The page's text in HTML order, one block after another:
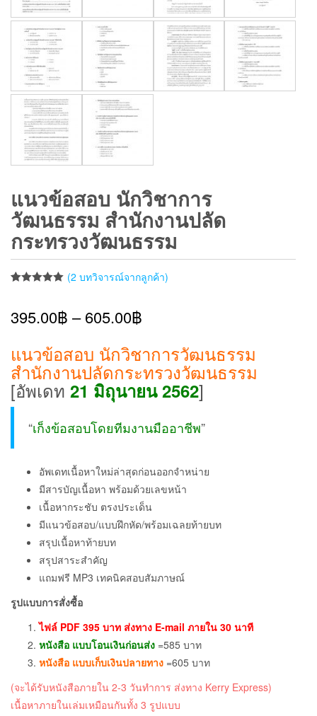
แนวข้อสอบ นักวิชาการ
วัฒนธรรม สำนักงานปลัด
กระทรวงวัฒนธรรม
คะแนนเต็ม
บนการให้
(2 บทวิจารณ์จากลูกค้า)
395.00฿ –605.00฿
แนวข้อสอบ นักวิชาการวัฒนธรรม
สำนักงานปลัดกระทรวงวัฒนธรรม
[อัพเดท 21 มิถุนายน 2562]
“เก็งข้อสอบโดยทีมงานมืออาชีพ”
อัพเดทเนื้อหาใหม่ล่าสุดก่อนออกจำหน่าย
มีสารบัญเนื้อหา พร้อมด้วยเลขหน้า
เนื้อหากระชับ ตรงประเด็น
มีแนวข้อสอบ/แบบฝึกหัด/พร้อมเฉลยท้ายบท
สรุปเนื้อหาท้ายบท
สรุปสาระสำคัญ
แถมฟรี MP3 เทคนิคสอบสัมภาษณ์
รูปแบบการสั่งซื้อ
ไฟล์ PDF 395 บาท ส่งทาง E-mail ภายใน 30 นาที
หนังสือ แบบโอนเงินก่อนส่ง =585 บาท
หนังสือ แบบเก็บเงินปลายทาง =605 บาท
(จะได้รับหนังสือภายใน 2-3 วันทำการ ส่งทาง Kerry Express)
เนื้อหาภายในเล่มเหมือนกันทั้ง 3 รูปแบบ